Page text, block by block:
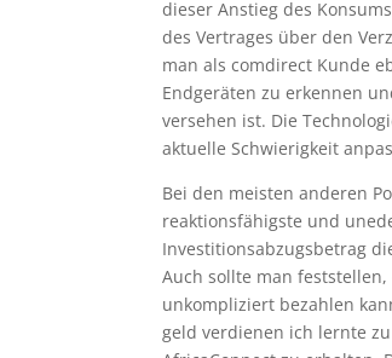
dieser Anstieg des
des Vertrages über den
man als comdirect Kunde
Endgeräten zu erkennen
versehen ist. Die
aktuelle Schwierigkeit
Bei den meisten anderen
reaktionsfähigste und
Investitionsabzugsbetrag
Auch sollte man
unkompliziert bezahlen
geld verdienen ich lernte